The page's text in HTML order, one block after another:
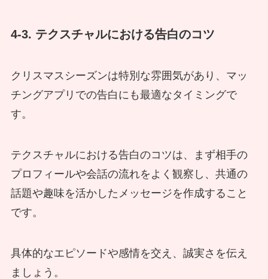
4-3. テクスチャルにおける告白のコツ
クリスマスシーズンは特別な雰囲気があり、マッ
チングアプリでの告白にも最適なタイミングで
す。
テクスチャルにおける告白のコツは、まず相手の
プロフィールや会話の流れをよく観察し、共通の
話題や趣味を活かしたメッセージを作成すること
です。
具体的なエピソードや感情を交え、誠実さを伝え
ましょう。